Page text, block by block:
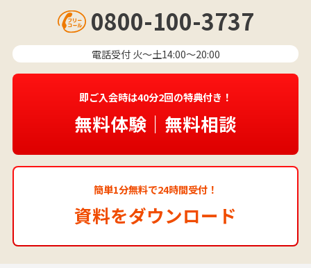
0800-100-3737
電話受付 火〜土14:00～20:00
即ご入会時は40分2回の特典付き！
無料体験｜無料相談
簡単1分無料で24時間受付！
資料をダウンロード